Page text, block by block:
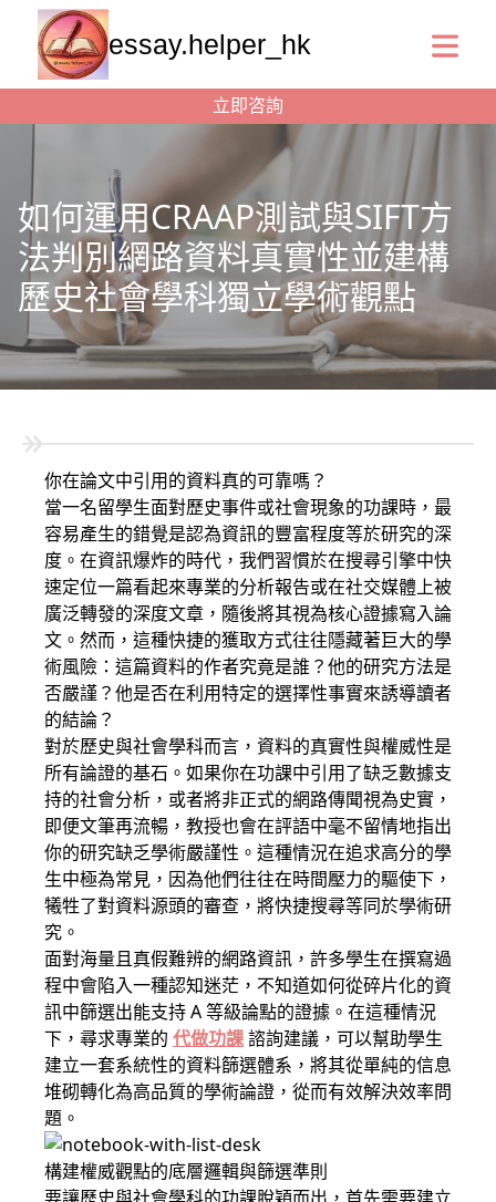
essay.helper_hk
立即咨詢
如何運用CRAAP測試與SIFT方
法判別網路資料真實性並建構
歷史社會學科獨立學術觀點
你在論文中引用的資料真的可靠嗎？
當一名留學生面對歷史事件或社會現象的功課時，最
容易產生的錯覺是認為資訊的豐富程度等於研究的深
度。在資訊爆炸的時代，我們習慣於在搜尋引擎中快
速定位一篇看起來專業的分析報告或在社交媒體上被
廣泛轉發的深度文章，隨後將其視為核心證據寫入論
文。然而，這種快捷的獲取方式往往隱藏著巨大的學
術風險：這篇資料的作者究竟是誰？他的研究方法是
否嚴謹？他是否在利用特定的選擇性事實來誘導讀者
的結論？
對於歷史與社會學科而言，資料的真實性與權威性是
所有論證的基石。如果你在功課中引用了缺乏數據支
持的社會分析，或者將非正式的網路傳聞視為史實，
即便文筆再流暢，教授也會在評語中毫不留情地指出
你的研究缺乏學術嚴謹性。這種情況在追求高分的學
生中極為常見，因為他們往往在時間壓力的驅使下，
犧牲了對資料源頭的審查，將快捷搜尋等同於學術研
究。
面對海量且真假難辨的網路資訊，許多學生在撰寫過
程中會陷入一種認知迷茫，不知道如何從碎片化的資
訊中篩選出能支持 A 等級論點的證據。在這種情況
下，尋求專業的 代做功課諮詢建議，可以幫助學生
建立一套系統性的資料篩選體系，將其從單純的信息
堆砌轉化為高品質的學術論證，從而有效解決效率問
題。
構建權威觀點的底層邏輯與篩選準則